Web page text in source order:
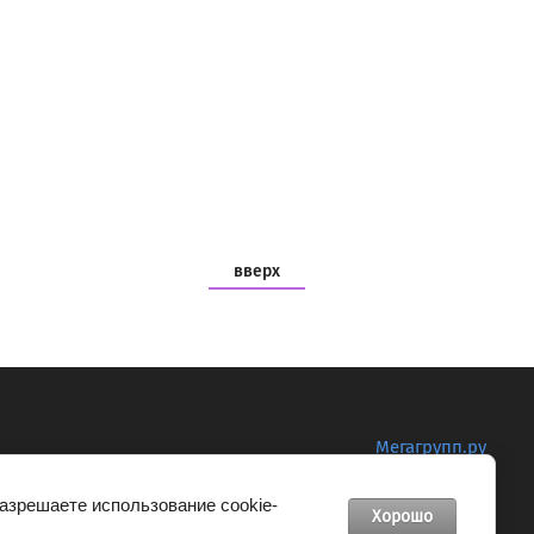
вверх
Мегагрупп.ру
использование cookie-
Хорошо